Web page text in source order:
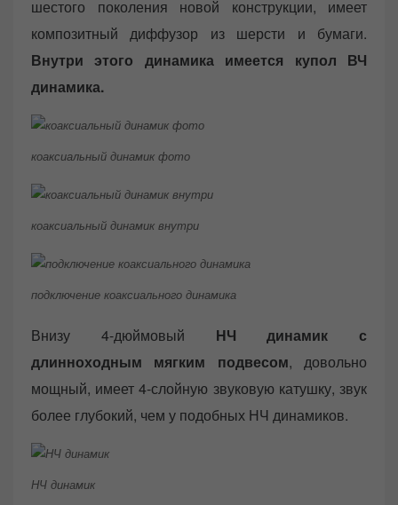
шестого поколения новой конструкции, имеет
композитный диффузор из шерсти и бумаги.
Внутри этого динамика имеется купол ВЧ
динамика.
коаксиальный динамик фото
коаксиальный динамик внутри
подключение коаксиального динамика
Внизу 4-дюймовый НЧ динамик с
длинноходным мягким подвесом, довольно
мощный, имеет 4-слойную звуковую катушку, звук
более глубокий, чем у подобных НЧ динамиков.
НЧ динамик